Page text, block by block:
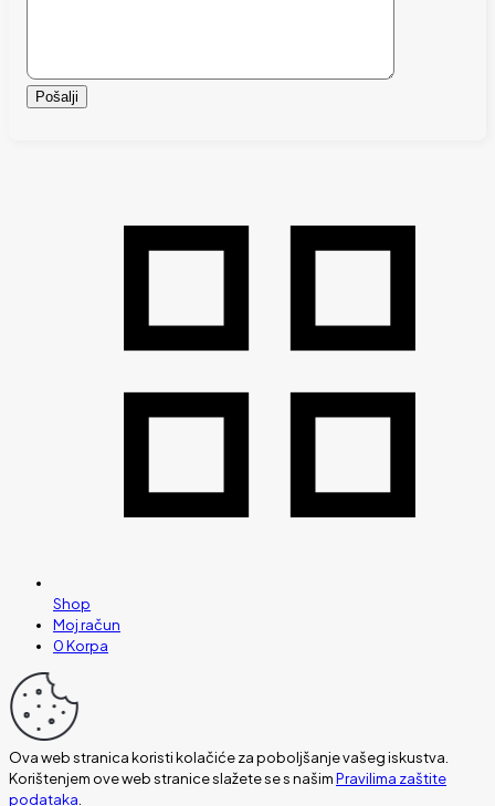
Shop
Moj račun
0Korpa
Ova web stranica koristi kolačiće za poboljšanje vašeg iskustva.
Korištenjem ove web stranice slažete se s našimPravilima zaštite
podataka.